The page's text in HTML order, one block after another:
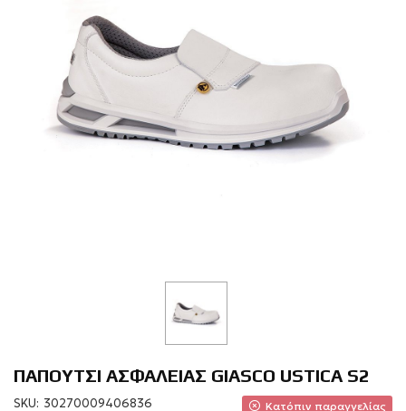
ΠΑΠΟΥΤΣΙ ΑΣΦΑΛΕΙΑΣ GIASCO USTICA S2
SKU: 30270009406836 Κατόπιν παραγγελίας